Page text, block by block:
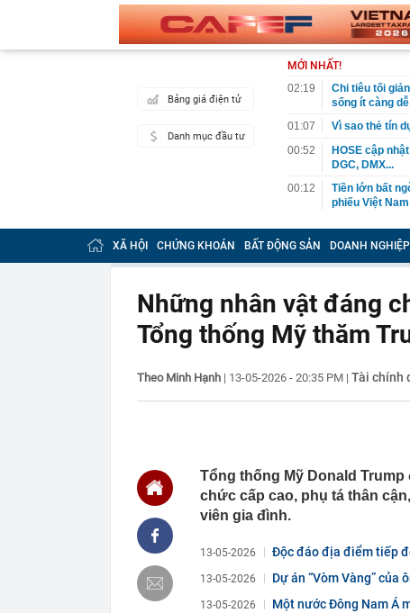
Bảng giá điện tử
Danh mục đầu tư
MỚI NHẤT!
02:19
Chi tiêu tối
sống ít càng
01:07
Vì sao thẻ tín
00:52
HOSE cập
DGC, DMX...
00:12
Tiền lớn bất
phiếu Việt
00:05
Một doanh
tỷ USD
00:04
Một yếu tố
sau bác sĩ hỏi:
23:34
Nam ca sĩ rao
còn 400 tỷ
chắn là siêu
23:14
Bí mật được
Vì sao ngày
Vài mét
nên cẩn thận
22:28
CHÍNH
huynh - giáo
22:03
Ukraine tập
XÃ HỘI CHỨNG KHOÁN BẤT ĐỘNG SẢN DOANH NGHIỆP
Những nhân vật đáng
Tổng thống Mỹ thăm
Theo Minh Hạnh | 13-05-2026 - 20:35 PM | Tài chính
Tổng thống Mỹ Donald
chức cấp cao, phụ tá thân
viên gia đình.
13-05-2026 Độc đáo địa điểm tiếp
13-05-2026 Dự án “Vòm Vàng” của
13-05-2026 Một nước Đông Nam Á